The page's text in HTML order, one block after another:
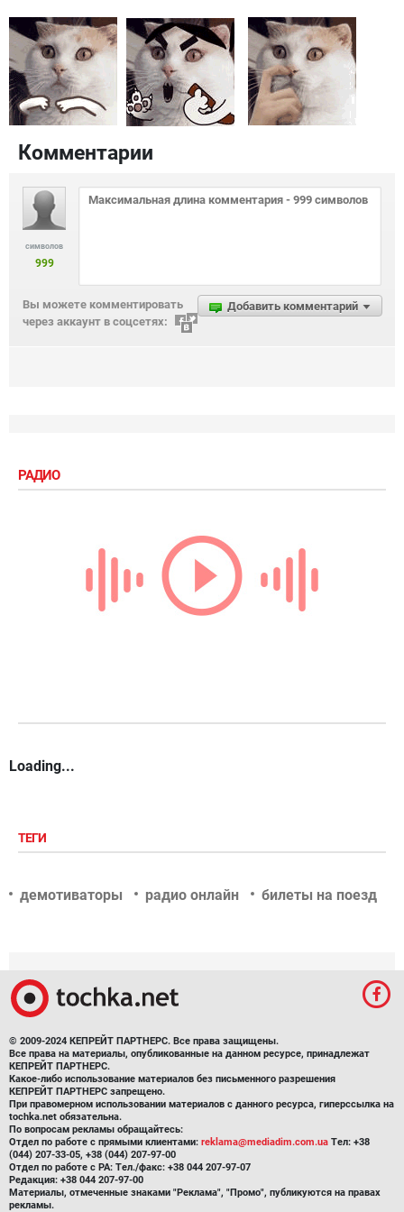
Комментарии
символов
999
Добавить комментарий
Вы можете комментировать
через аккаунт в соцсетях:
РАДИО
Loading...
ТЕГИ
демотиваторы радио онлайн билеты на поезд
© 2009-2024 КЕПРЕЙТ ПАРТНЕРС. Все права защищены.
Все права на материалы, опубликованные на данном ресурсе, принадлежат
КЕПРЕЙТ ПАРТНЕРС.
Какое-либо использование материалов без письменного разрешения
КЕПРЕЙТ ПАРТНЕРС запрещено.
При правомерном использовании материалов с данного ресурса, гиперссылка на
tochka.net обязательна.
По вопросам рекламы обращайтесь:
Отдел по работе с прямыми клиентами: reklama@mediadim.com.ua Тел: +38
(044) 207-33-05, +38 (044) 207-97-00
Отдел по работе с РА: Тел./факс: +38 044 207-97-07
Редакция: +38 044 207-97-00
Материалы, отмеченные знаками "Реклама", "Промо", публикуются на правах
рекламы.